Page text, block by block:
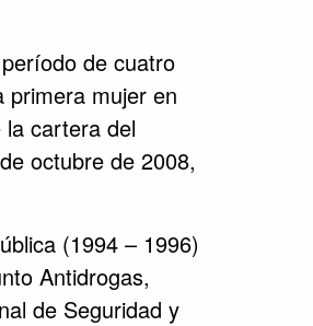
de cuatro
primera mujer en
cartera del
octubre de 2008,
(1994 – 1996)
Antidrogas,
de Seguridad y